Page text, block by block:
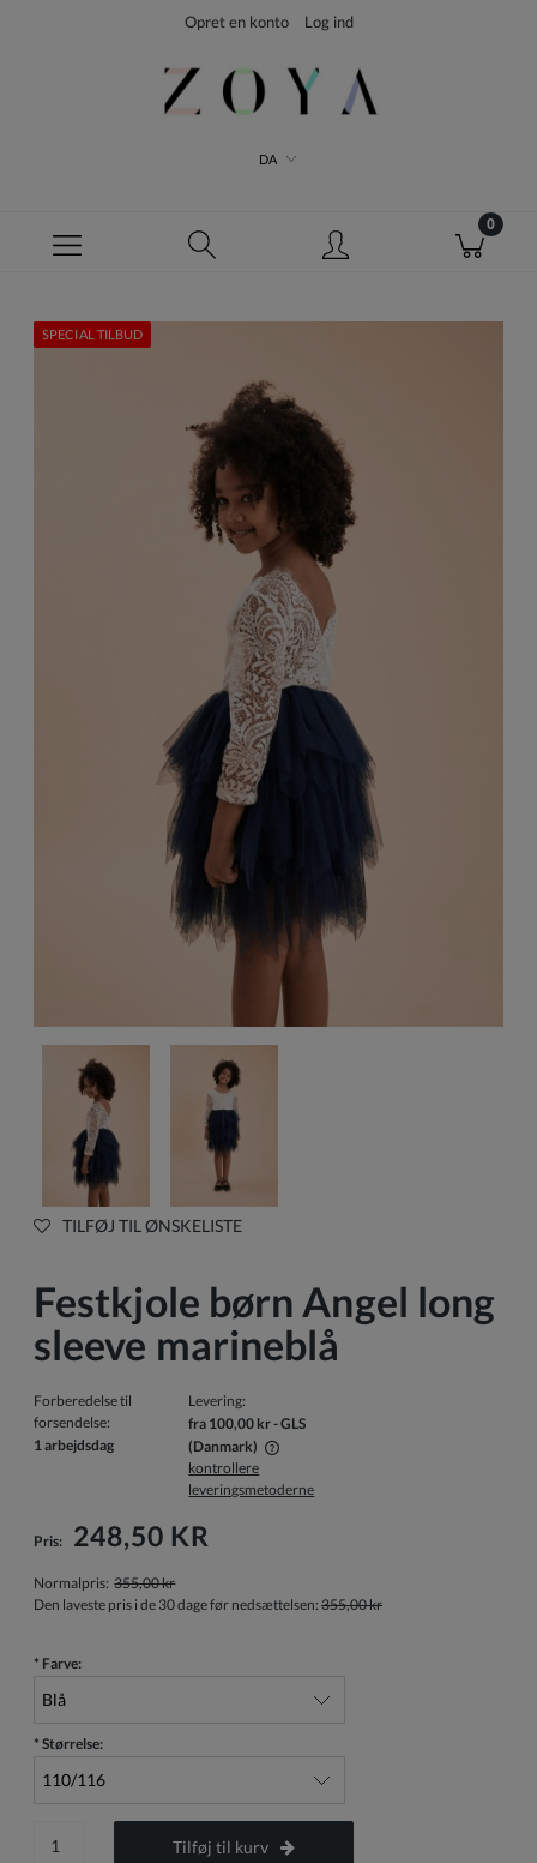
Opret en konto Log ind
DA
SPECIAL TILBUD
TILFØJ TIL ØNSKELISTE
Festkjole børn Angel long
sleeve marineblå
Forberedelse til
forsendelse:
1 arbejdsdag
Levering:
fra 100,00 kr- GLS
(Danmark)
Prisen inkluderer ikke eventuelle betalingsomkostninger
kontrollere
leveringsmetoderne
Pris: 248,50 KR
Normalpris: 355,00 kr
Den laveste pris i de 30 dage før nedsættelsen: 355,00 kr
* Farve:
* Størrelse:
Tilføj til kurv